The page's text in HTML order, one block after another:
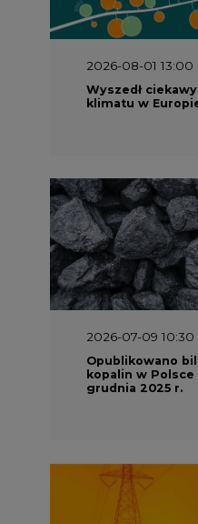
2026-08-01 13:00
Wyszedł
klimatu w
2026-07-09 10:30
Opublikowano
kopalin w Polsce
grudnia 2025 r.